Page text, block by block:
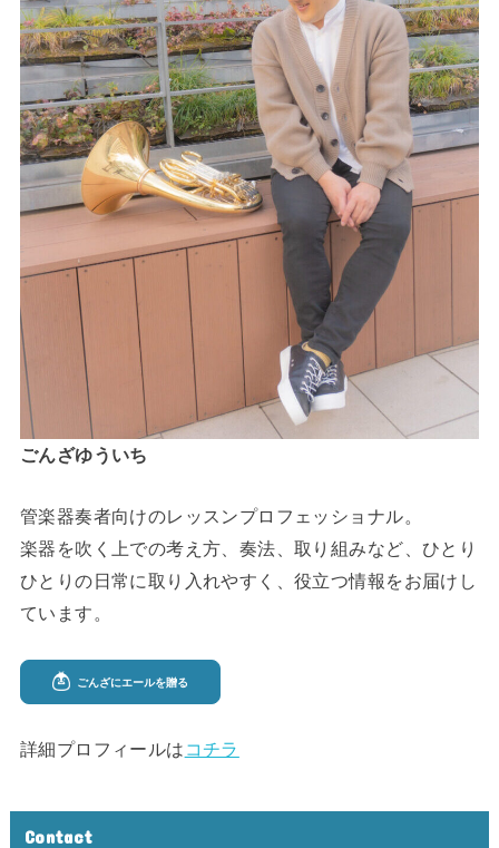
ごんざゆういち
管楽器奏者向けのレッスンプロフェッショナル。
楽器を吹く上での考え方、奏法、取り組みなど、ひとり
ひとりの日常に取り入れやすく、役立つ情報をお届けし
ています。
詳細プロフィールは コチラ
Contact